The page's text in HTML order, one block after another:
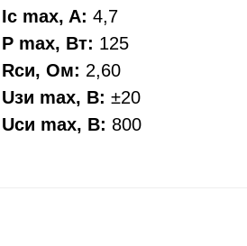
Ic max, A: 4,7
P max, Вт: 125
Rси, Oм: 2,60
Uзи max, В: ±20
Uси max, В: 800